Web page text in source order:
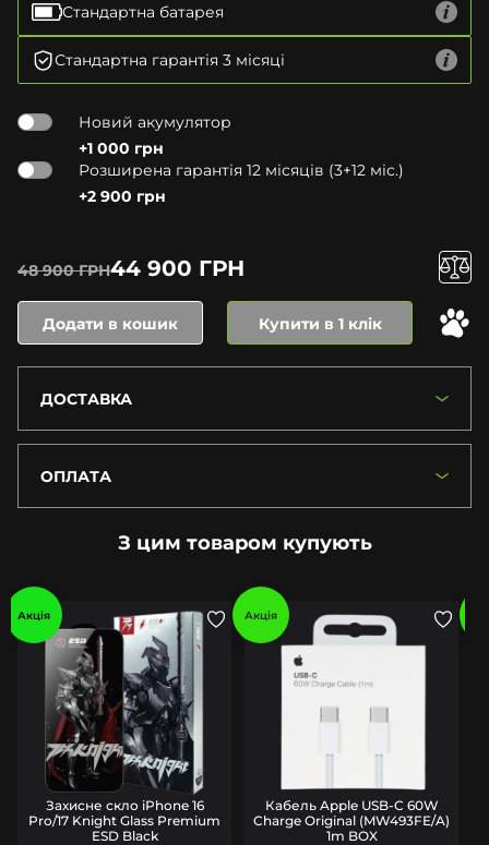
Стандартна батарея
Стандартна гарантія 3 місяці
Новий акумулятор
+1 000 грн
Розширена гарантія 12 місяців (3+12 міс.)
+2 900 грн
48 900 ГРН44 900 ГРН
Додати в кошик Купити в 1 клік
ДОСТАВКА
ОПЛАТА
З цим товаром купують
Акція
Захисне скло iPhone 16
Pro/17 Knight Glass Premium
ESD Black
Акція
Кабель Apple USB-C 60W
Charge Original (MW493FE/A)
1m BOX